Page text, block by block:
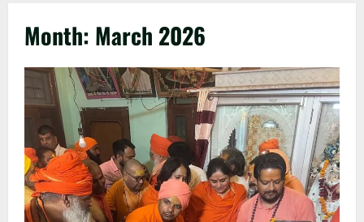
Month: March 2026